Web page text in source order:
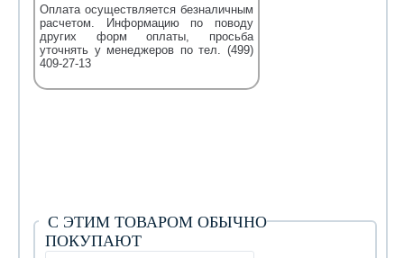
Оплата осуществляется безналичным
расчетом. Информацию по поводу
других форм оплаты, просьба
уточнять у менеджеров по тел. (499)
409-27-13
С ЭТИМ ТОВАРОМ ОБЫЧНО
ПОКУПАЮТ